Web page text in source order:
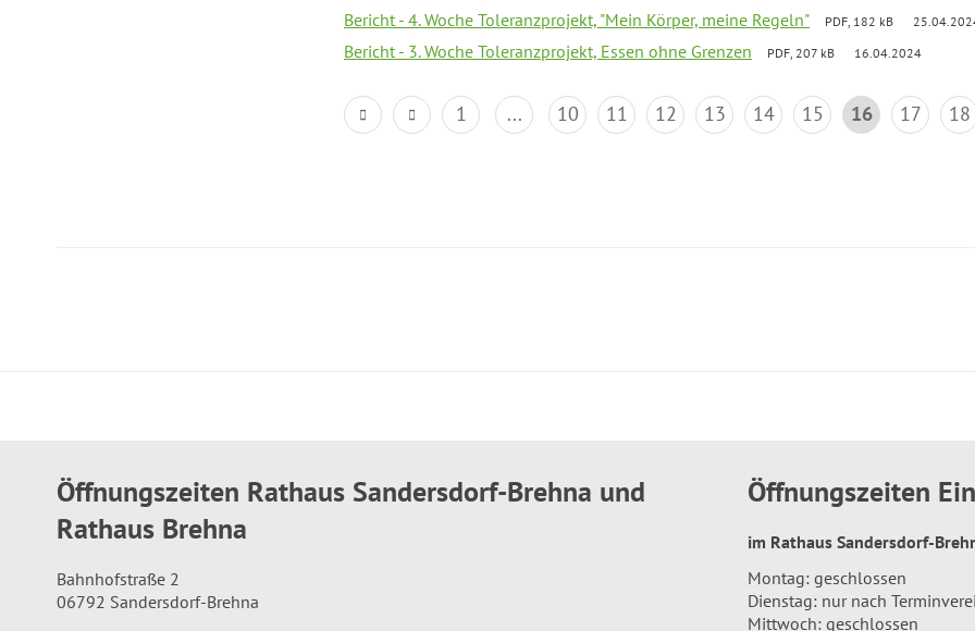
Bericht - 4. Woche Toleranzprojekt, "Mein Körper, meine Regeln" PDF, 182 kB
Bericht - 3. Woche Toleranzprojekt, Essen ohne Grenzen PDF, 207 kB 16.04.2024
1 ... 10 11 12 13 14 15 16 17 18
Öffnungszeiten Rathaus Sandersdorf-Brehna und
Rathaus Brehna
Bahnhofstraße 2
06792 Sandersdorf-Brehna
Öffnungszeiten
im Rathaus Sandersdorf-
Montag: geschlossen
Dienstag: nur nach
Mittwoch: geschlossen